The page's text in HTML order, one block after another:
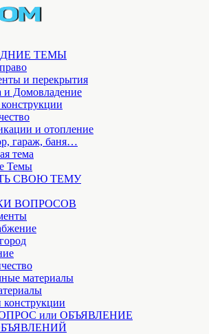
ТЕМЫ
и перекрытия
и Домовладение
и отопление
гараж, баня…
тема
Темы
СВОЮ ТЕМУ
ВОПРОСОВ
материалы
или ОБЪЯВЛЕНИЕ